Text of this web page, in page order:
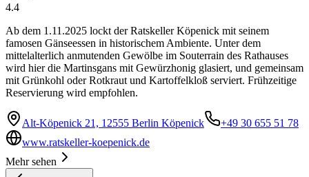
4.4
Ab dem 1.11.2025 lockt der Ratskeller Köpenick mit seinem
famosen Gänseessen in historischem Ambiente. Unter dem
mittelalterlich anmutenden Gewölbe im Souterrain des Rathauses
wird hier die Martinsgans mit Gewürzhonig glasiert, und gemeinsam
mit Grünkohl oder Rotkraut und Kartoffelkloß serviert. Frühzeitige
Reservierung wird empfohlen.
Alt-Köpenick 21, 12555 Berlin Köpenick
+49 30 655 51 78
www.ratskeller-koepenick.de
Mehr sehen